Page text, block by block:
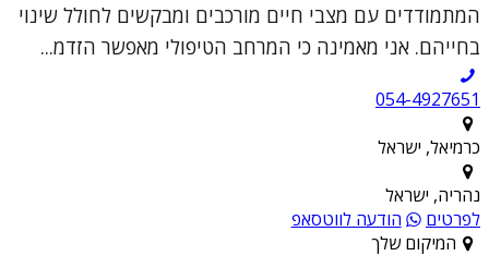
המתמודדים עם מצבי חיים מורכבים ומבקשים לחולל שינוי
בחייהם. אני מאמינה כי המרחב הטיפולי מאפשר הזדמ...
054-4927651
כרמיאל, ישראל
נהריה, ישראל
לפרטים
הודעה לווטסאפ
המיקום שלך